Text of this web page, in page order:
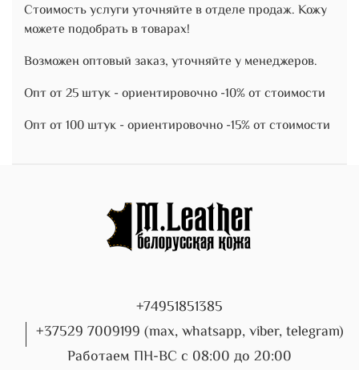
Стоимость услуги уточняйте в отделе продаж. Кожу
можете подобрать в товарах!
Возможен оптовый заказ, уточняйте у менеджеров.
Опт от 25 штук - ориентировочно -10% от стоимости
Опт от 100 штук - ориентировочно -15% от стоимости
+74951851385
+37529 7009199 (max, whatsapp, viber, telegram)
Работаем ПН-ВС с 08:00 до 20:00